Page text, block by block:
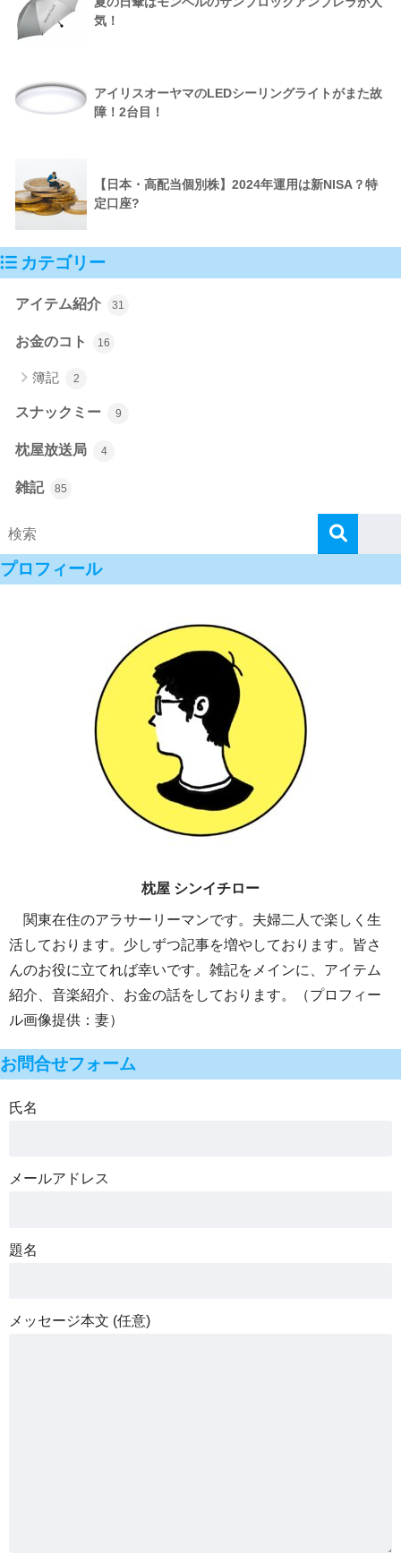
気！
アイリスオーヤマのLEDシーリングライトがまた故
障！2台目！
【日本・高配当個別株】2024年運用は新NISA？特
定口座?
カテゴリー
アイテム紹介 31
お金のコト 16
簿記 2
スナックミー 9
枕屋放送局 4
雑記 85
プロフィール
枕屋 シンイチロー
関東在住のアラサーリーマンです。夫婦二人で楽しく生
活しております。少しずつ記事を増やしております。皆さ
んのお役に立てれば幸いです。雑記をメインに、アイテム
紹介、音楽紹介、お金の話をしております。（プロフィー
ル画像提供：妻）
お問合せフォーム
氏名
メールアドレス
題名
メッセージ本文 (任意)